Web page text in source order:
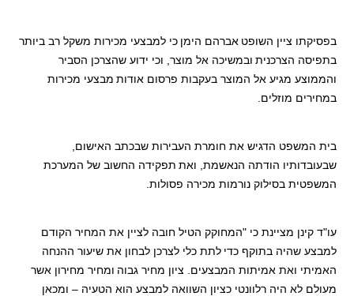
בפסיקתו ציין השופט אברהם הימן כי למבצעי מכירות משקל רב ביותר
בתפיסה הצרכנית ובמשיכה אל מוצר, וכי ידוע שהצרכן הסביר
והממוצע מגיע אל המוצר בעקבות פרסום אודות מבצעי מכירות
במחירים מוזלים.
בית המשפט הדגיש את חומרת העבירות שבכתב האישום,
שבעובדותיו הודתה הנאשמת, ואת תפקידה החשוב של המערכת
המשפטית בסילוק נורמות מכירה פסולות.
עו"ד קינן מציינת כי "המחוקק הטיל חובה לציין את המחיר הקודם
למבצע שהיה בתוקף כדי לתת כלי לצרכן לבחון את שיעור ההנחה
האמיתי ואת אמיתות המבצעים. ציון מחיר גבוה ומחיר מחירון אשר
מעולם לא היה רלוונטי כציון השוואה למבצע הוא הטעיה – ומכאן